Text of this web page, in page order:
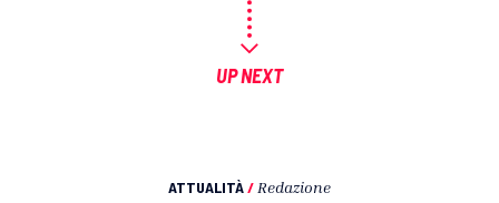
UP NEXT
ATTUALITÀ/ Redazione